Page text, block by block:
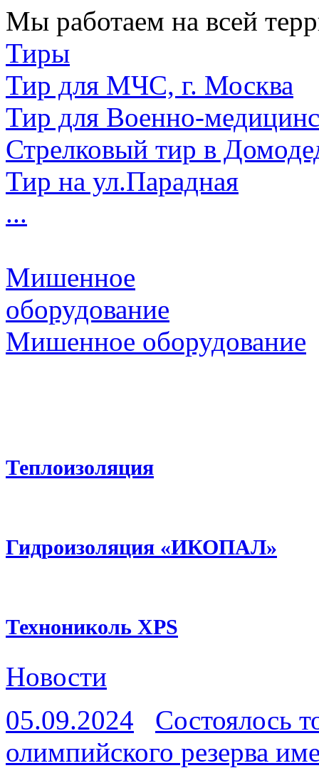
Мы работаем на всей
Тиры
Тир для МЧС, г. Москва
Тир для Военно-
Стрелковый тир в
Тир на ул.Парадная
...
Мишенное
оборудование
Мишенное оборудование
Теплоизоляция
Гидроизоляция «ИКОПАЛ»
Технониколь XPS
Новости
05.09.2024
Состоялось
олимпийского резерва